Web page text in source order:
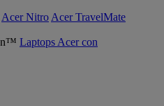
Acer Nitro Acer TravelMate
Laptops Acer con